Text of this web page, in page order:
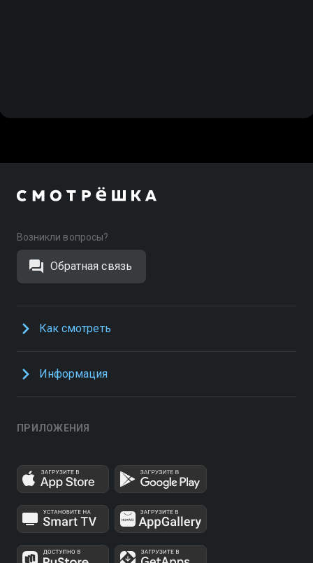
Возникли вопросы?
Обратная связь
Как смотреть
Информация
ПРИЛОЖЕНИЯ